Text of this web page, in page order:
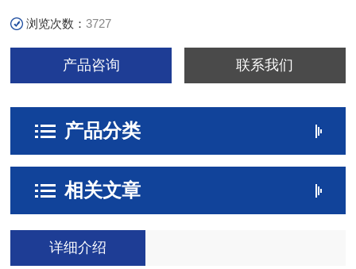
浏览次数：3727
产品咨询 联系我们
产品分类
相关文章
详细介绍